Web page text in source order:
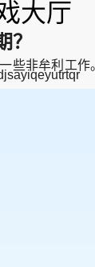
大厅
牟利工作